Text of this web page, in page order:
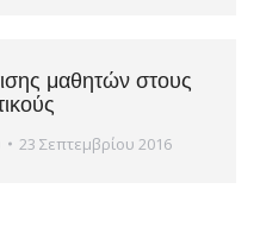
μαθητών στους
23 Σεπτεμβρίου 2016